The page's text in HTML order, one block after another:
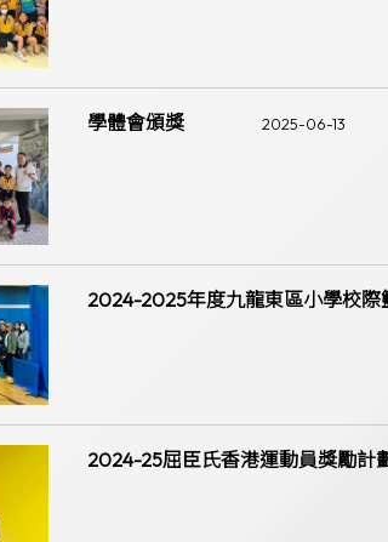
學體會頒獎 2025-06-13
2024-2025年度九龍東區小學校際
2024-25屈臣氏香港運動員獎勵計